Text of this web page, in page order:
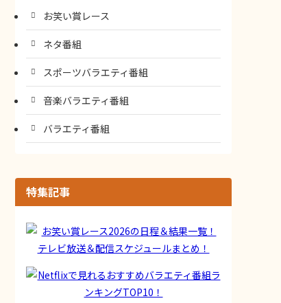
お笑い賞レース
ネタ番組
スポーツバラエティ番組
音楽バラエティ番組
バラエティ番組
特集記事